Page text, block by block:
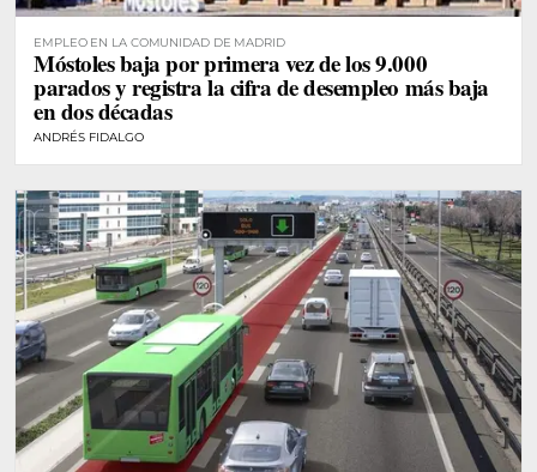
EMPLEO EN LA COMUNIDAD DE MADRID
Móstoles baja por primera vez de los 9.000
parados y registra la cifra de desempleo más baja
en dos décadas
ANDRÉS FIDALGO